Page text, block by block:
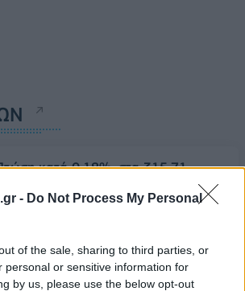
- Do Not Process My Personal
of the sale, sharing to third parties, or
personal or sensitive information for
by us, please use the below opt-out
κατά 0,18%, στα 315,71
ΟΙΚΟΝΟΜΙΑ
– Κύπρου
ΕΠΙΧΕΙΡΗΣΕΙΣ